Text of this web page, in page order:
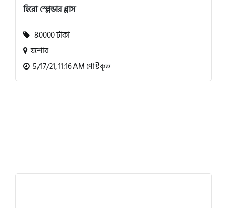
হিরো স্প্লেন্ডার প্লাস
80000 টাকা
যশোর
5/17/21, 11:16 AM পোস্টকৃত